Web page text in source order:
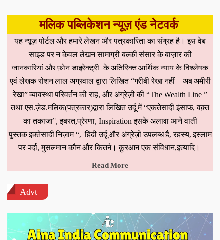
मलिक पब्लिकेशन न्यूज़ एंड नेटवर्क
यह न्यूज़ पोर्टल और हमारे लेखन और पत्रकारिता का संग्रह है। इस वेब
साइड पर न केवल लेखन सामाग्री बल्की संसार के बाज़ार की
जानकारियां और फ़ोन डाइरेक्ट्री के अतिरिक्त आर्थिक न्याय के विश्लेषक
एवं लेखक रोशन लाल अग्रवाल द्वारा लिखित “गरीबी रेखा नहीं – अब अमीरी
रेखा” व्यावस्था परिवर्तन की राह, और अंग्रेज़ी की “The Wealth Line ”
तथा एस.ज़ेड.मलिक(पत्रकार)द्वारा लिखित उर्दू में “एकतेसादी इंसाफ, वक़्त
का तकाजा”, इबरत,प्रेरणा, Inspiration इसके अलावा आने वाली
पुस्तक इक़्तेसादी निज़ाम “, हिंदी उर्दू और अंग्रेज़ी उपलब्ध है, रहस्य, इस्लाम
पर पर्दा, मुसलमान कौन और कितने। क़ुरआन एक संविधान,इत्यादि।
Read More
Advt